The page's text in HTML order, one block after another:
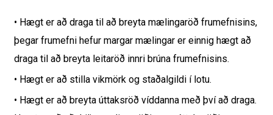
• Hægt er að draga til að breyta mælingaröð frumefnisins,
þegar frumefni hefur margar mælingar er einnig hægt að
draga til að breyta leitaröð innri brúna frumefnisins.
• Hægt er að stilla vikmörk og staðalgildi í lotu.
• Hægt er að breyta úttaksröð víddanna með því að draga.